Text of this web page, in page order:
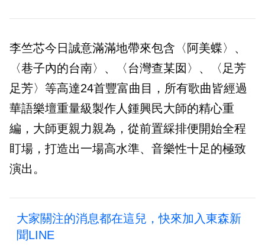
李竺芯今日誠意滿滿地帶來包含〈阿美蝶〉、
〈巷子內的台南〉、〈台灣查某囡〉、〈足芳
足芳〉等高達24首豐富曲目，所有歌曲皆經過
華語樂壇重量級製作人鍾興民大師的精心重
編，大師更親力親為，從前置綵排便開始全程
盯場，打造出一場高水準、音樂性十足的極致
演出。
大家關注的消息都在這兒，快來加入東森新
聞LINE